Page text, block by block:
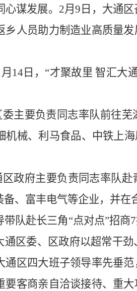
谋发展。 2月9日，大通
乡人员助力制造业高质量
14日，“才聚故里 智汇大
主要负责同志率队前往
机械、利马食品、中铁上
政府主要负责同志率队
、富丰电气等企业，并
带队赴长三角“点对点”招商
通区委、区政府以超常干
通区四大班子领导率先垂
要客商亲自洽谈接待、重